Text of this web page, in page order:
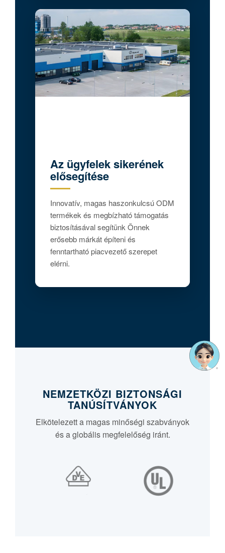
Az ügyfelek sikerének
elősegítése
Innovatív, magas haszonkulcsú ODM
termékek és megbízható támogatás
biztosításával segítünk Önnek
erősebb márkát építeni és
fenntartható piacvezető szerepet
elérni.
NEMZETKÖZI BIZTONSÁGI
TANÚSÍTVÁNYOK
Elkötelezett a magas minőségi szabványok
és a globális megfelelőség iránt.